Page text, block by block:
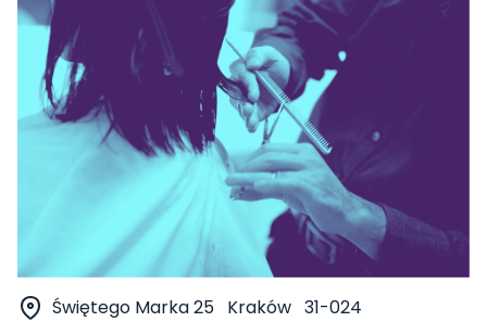
Świętego Marka 25 Kraków 31-024